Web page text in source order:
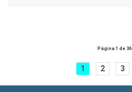
Página 1 de 36
1 2 3